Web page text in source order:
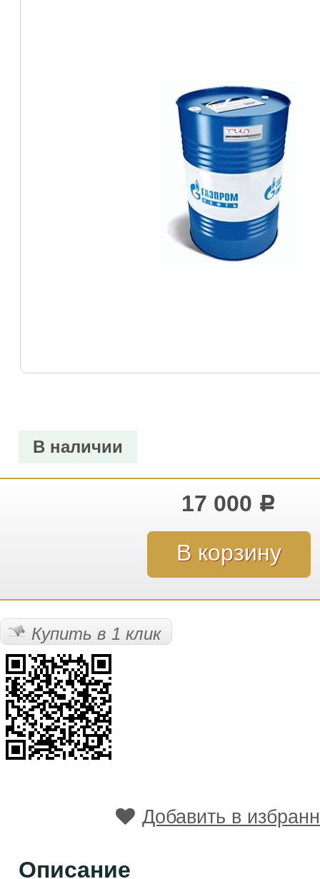
В наличии
17 000 Р
Купить в 1 клик
Добавить в
Описание